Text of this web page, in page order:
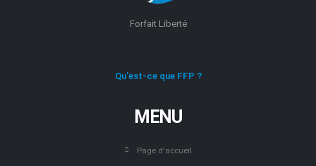
Forfait Liberté
Qu'est-ce que FFP ?
MENU
Page d'accueil